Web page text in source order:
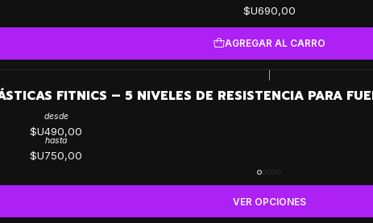
$U690,00
AGREGAR AL CARRO
FITNICS – 5 NIVELES DE RESISTENCIA PARA
desde
$U490,00
hasta
$U750,00
VER OPCIONES